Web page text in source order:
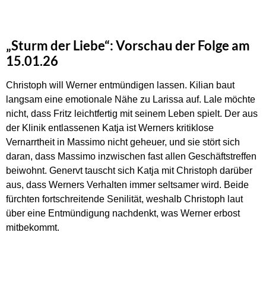
„Sturm der Liebe“: Vorschau der Folge am
15.01.26
Christoph will Werner entmündigen lassen. Kilian baut
langsam eine emotionale Nähe zu Larissa auf. Lale möchte
nicht, dass Fritz leichtfertig mit seinem Leben spielt. Der aus
der Klinik entlassenen Katja ist Werners kritiklose
Vernarrtheit in Massimo nicht geheuer, und sie stört sich
daran, dass Massimo inzwischen fast allen Geschäftstreffen
beiwohnt. Genervt tauscht sich Katja mit Christoph darüber
aus, dass Werners Verhalten immer seltsamer wird. Beide
fürchten fortschreitende Senilität, weshalb Christoph laut
über eine Entmündigung nachdenkt, was Werner erbost
mitbekommt.